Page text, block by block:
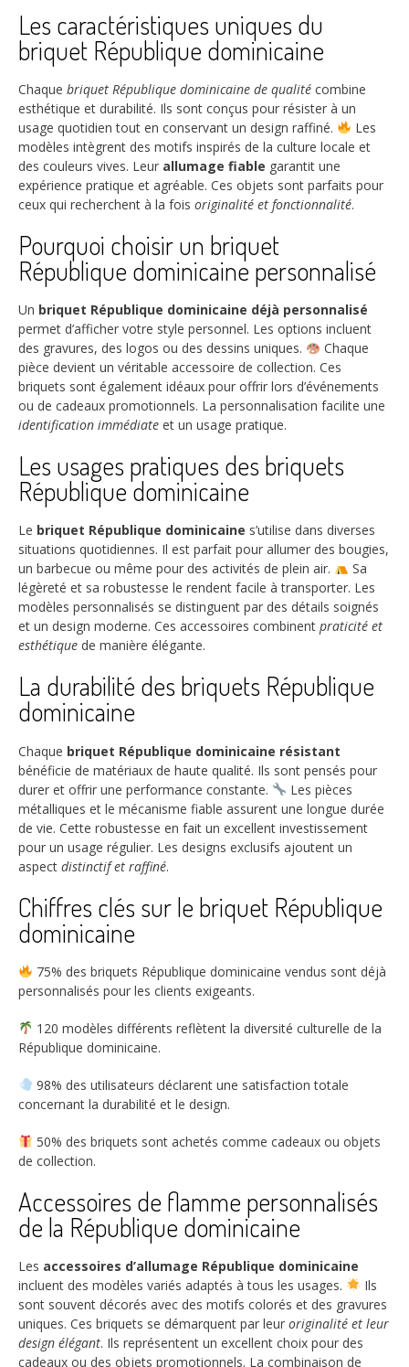
Les caractéristiques uniques du
briquet République dominicaine
Chaque briquet République dominicaine de qualité combine
esthétique et durabilité. Ils sont conçus pour résister à un
usage quotidien tout en conservant un design raffiné.
Les
modèles intègrent des motifs inspirés de la culture locale et
des couleurs vives. Leur allumage fiable garantit une
expérience pratique et agréable. Ces objets sont parfaits pour
ceux qui recherchent à la fois originalité et fonctionnalité.
Pourquoi choisir un briquet
République dominicaine personnalisé
Un briquet République dominicaine déjà personnalisé
permet d’afficher votre style personnel. Les options incluent
des gravures, des logos ou des dessins uniques.
Chaque
pièce devient un véritable accessoire de collection. Ces
briquets sont également idéaux pour offrir lors d’événements
ou de cadeaux promotionnels. La personnalisation facilite une
identification immédiate et un usage pratique.
Les usages pratiques des briquets
République dominicaine
Le briquet République dominicaine s’utilise dans diverses
situations quotidiennes. Il est parfait pour allumer des bougies,
un barbecue ou même pour des activités de plein air.
Sa
légèreté et sa robustesse le rendent facile à transporter. Les
modèles personnalisés se distinguent par des détails soignés
et un design moderne. Ces accessoires combinent praticité et
esthétique de manière élégante.
La durabilité des briquets République
dominicaine
Chaque briquet République dominicaine résistant
bénéficie de matériaux de haute qualité. Ils sont pensés pour
durer et offrir une performance constante.
Les pièces
métalliques et le mécanisme fiable assurent une longue durée
de vie. Cette robustesse en fait un excellent investissement
pour un usage régulier. Les designs exclusifs ajoutent un
aspect distinctif et raffiné.
Chiffres clés sur le briquet République
dominicaine
75% des briquets République dominicaine vendus sont déjà
personnalisés pour les clients exigeants.
120 modèles différents reflètent la diversité culturelle de la
République dominicaine.
98% des utilisateurs déclarent une satisfaction totale
concernant la durabilité et le design.
50% des briquets sont achetés comme cadeaux ou objets
de collection.
Accessoires de flamme personnalisés
de la République dominicaine
Les accessoires d’allumage République dominicaine
incluent des modèles variés adaptés à tous les usages.
Ils
sont souvent décorés avec des motifs colorés et des gravures
uniques. Ces briquets se démarquent par leur originalité et leur
design élégant. Ils représentent un excellent choix pour des
cadeaux ou des objets promotionnels. La combinaison de